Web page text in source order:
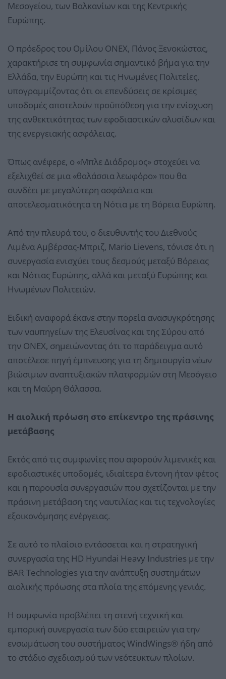
Μεσογείου, των Βαλκανίων και της Κεντρικής
Ευρώπης.
Ο πρόεδρος του Ομίλου ONEX, Πάνος Ξενοκώστας,
χαρακτήρισε τη συμφωνία σημαντικό βήμα για την
Ελλάδα, την Ευρώπη και τις Ηνωμένες Πολιτείες,
υπογραμμίζοντας ότι οι επενδύσεις σε κρίσιμες
υποδομές αποτελούν προϋπόθεση για την ενίσχυση
της ανθεκτικότητας των εφοδιαστικών αλυσίδων και
της ενεργειακής ασφάλειας.
Όπως ανέφερε, ο «Μπλε Διάδρομος» στοχεύει να
εξελιχθεί σε μια «θαλάσσια λεωφόρο» που θα
συνδέει με μεγαλύτερη ασφάλεια και
αποτελεσματικότητα τη Νότια με τη Βόρεια Ευρώπη.
Από την πλευρά του, ο διευθυντής του Διεθνούς
Λιμένα Αμβέρσας-Μπριζ, Mario Lievens, τόνισε ότι η
συνεργασία ενισχύει τους δεσμούς μεταξύ Βόρειας
και Νότιας Ευρώπης, αλλά και μεταξύ Ευρώπης και
Ηνωμένων Πολιτειών.
Ειδική αναφορά έκανε στην πορεία ανασυγκρότησης
των ναυπηγείων της Ελευσίνας και της Σύρου από
την ONEX, σημειώνοντας ότι το παράδειγμα αυτό
αποτέλεσε πηγή έμπνευσης για τη δημιουργία νέων
βιώσιμων αναπτυξιακών πλατφορμών στη Μεσόγειο
και τη Μαύρη Θάλασσα.
Η αιολική πρόωση στο επίκεντρο της πράσινης
μετάβασης
Εκτός από τις συμφωνίες που αφορούν λιμενικές και
εφοδιαστικές υποδομές, ιδιαίτερα έντονη ήταν φέτος
και η παρουσία συνεργασιών που σχετίζονται με την
πράσινη μετάβαση της ναυτιλίας και τις τεχνολογίες
εξοικονόμησης ενέργειας.
Σε αυτό το πλαίσιο εντάσσεται και η στρατηγική
συνεργασία της HD Hyundai Heavy Industries με την
BAR Technologies για την ανάπτυξη συστημάτων
αιολικής πρόωσης στα πλοία της επόμενης γενιάς.
Η συμφωνία προβλέπει τη στενή τεχνική και
εμπορική συνεργασία των δύο εταιρειών για την
ενσωμάτωση του συστήματος WindWings® ήδη από
το στάδιο σχεδιασμού των νεότευκτων πλοίων.